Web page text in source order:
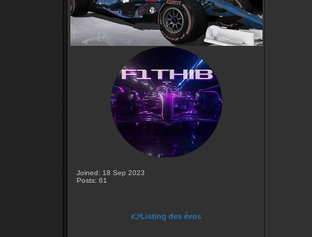
Joined: 18 Sep 2023
Posts: 61
👉Listing des évos